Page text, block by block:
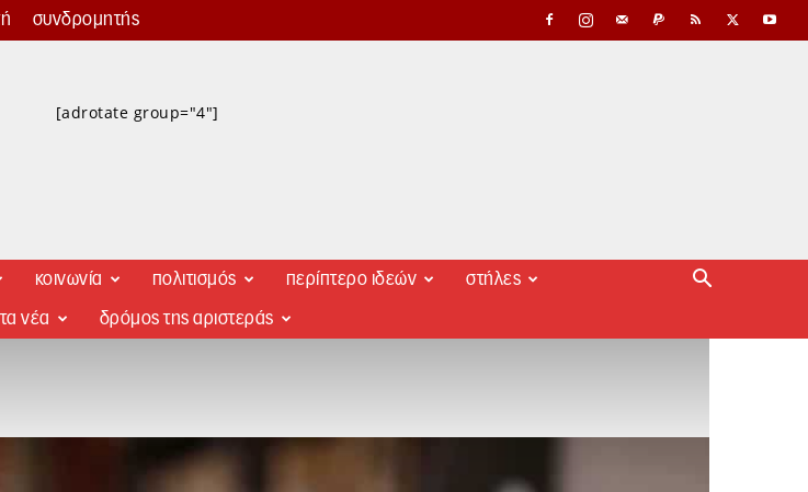
συνδρομητής
[adrotate group="4"]
κοινωνία πολιτισμός περίπτερο ιδεών στήλες
νέα δρόμος της αριστεράς